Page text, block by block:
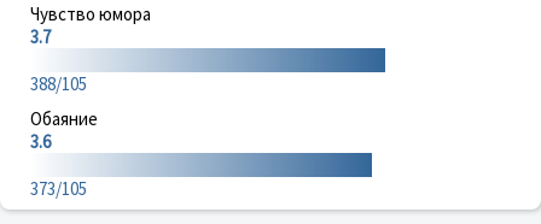
Чувство юмора
3.7
388/105
Обаяние
3.6
373/105